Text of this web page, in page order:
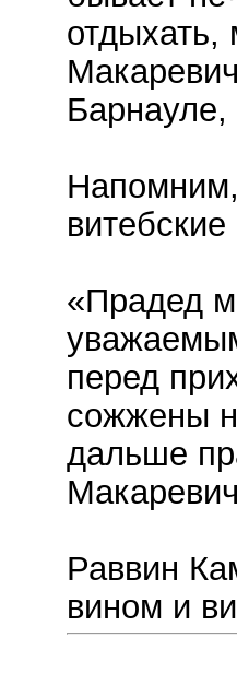
отдыхать,
Барнауле,
«Прадед
перед
сожжены
дальше
Раввин
вином и